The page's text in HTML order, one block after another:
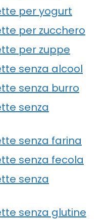
per yogurt
per zucchero
per zuppe
senza alcool
senza burro
senza
senza farina
senza fecola
senza
senza glutine